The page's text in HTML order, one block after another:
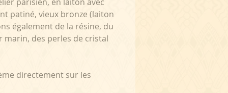
parisien, en laiton avec
patiné, vieux bronze (laiton
également de la résine, du
marin, des perles de cristal
directement sur les